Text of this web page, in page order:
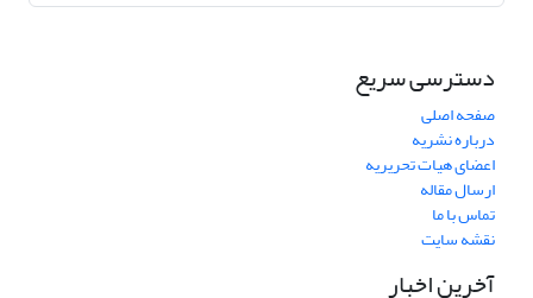
دسترسی سریع
صفحه اصلی
درباره نشریه
اعضای هیات تحریریه
ارسال مقاله
تماس با ما
نقشه سایت
آخرین اخبار